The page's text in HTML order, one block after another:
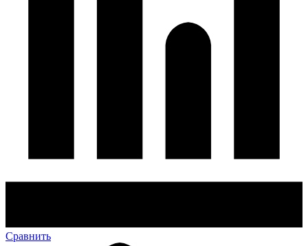
Сравнить